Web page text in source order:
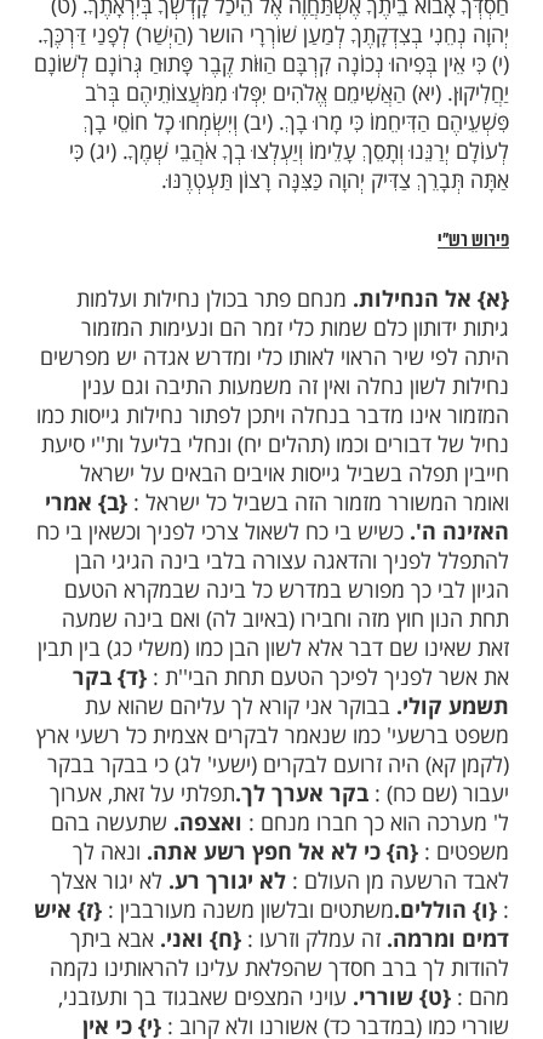
אֶל הַנְּחִילוֹת מִזְמוֹר לְדָוִד. (ב) אֲמָרַי הַאֲזִינָה
הֲגִיגִי. (ג) הַקְשִׁיבָה לְקוֹל שַׁוְעִי מַלְכִּי וֵאלֹהָי כִּי
(ד) יְהוָה בֹּקֶר תִּשְׁמַע קוֹלִי בֹּקֶר אֶעֱרָךְ לְךָ
כִּי לֹא אֵל חָפֵץ רֶשַׁע אָתָּה לֹא יְגֻרְךָ רָע. (ו) לֹא
דָּמִים וּמִרְמָה יְתָעֵב יְהוָה. (ח) וַאֲנִי בְּרֹב
בֵיתֶךָ אֶשְׁתַּחֲוֶה אֶל הֵיכַל קָדְשְׁךָ בְּיִרְאָתֶךָ. (ט)
בְצִדְקָתֶךָ לְמַעַן שׁוֹרְרָי הושר (הַיְשַׁר) לְפָנַי דַּרְכֶּךָ.
בְּפִיהוּ נְכוֹנָה קִרְבָּם הַוּוֹת קֶבֶר פָּתוּחַ גְּרוֹנָם לְשׁוֹנָם
(יא) הַאֲשִׁימֵם אֱ‍לֹהִים יִפְּלוּ מִמֹּעֲצוֹתֵיהֶם בְּרֹב
כִּי מָרוּ בָךְ. (יב) וְיִשְׂמְחוּ כָל חוֹסֵי בָךְ
וְתָסֵךְ עָלֵימוֹ וְיַעְלְצוּ בְךָ אֹהֲבֵי שְׁמֶךָ. (יג) כִּי
צַדִּיק יְהוָה כַּצִּנָּה רָצוֹן תַּעְטְרֶנּוּ.
מנחם פתר בכולן נחילות ועלמות
כלם שמות כלי זמר הם ונעימות המזמור
שיר הראוי לאותו כלי ומדרש אגדה יש מפרשים
נחלה ואין זה משמעות התיבה וגם ענין
מדבר בנחלה ויתכן לפתור נחילות גייסות כמו
וכמו (תהלים יח) ונחלי בליעל ות''י סיעת
בשביל גייסות אויבים הבאים על ישראל
מזמור הזה בשביל כל ישראל :{ב} אמרי
כשיש בי כח לשאול צרכי לפניך וכשאין בי כח
והדאגה עצורה בלבי בינה הגיגי הבן
כך מפורש במדרש כל בינה שבמקרא הטעם